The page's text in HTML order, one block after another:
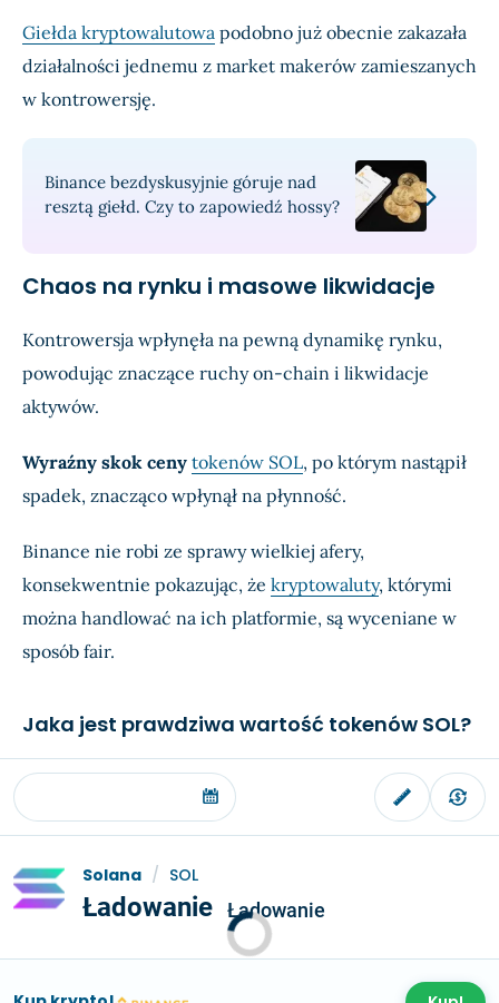
Giełda kryptowalutowa podobno już obecnie zakazała
działalności jednemu z market makerów zamieszanych
w kontrowersję.
Binance bezdyskusyjnie góruje nad
resztą giełd. Czy to zapowiedź hossy?
Chaos na rynku i masowe likwidacje
Kontrowersja wpłynęła na pewną dynamikę rynku,
powodując znaczące ruchy on-chain i likwidacje
aktywów.
Wyraźny skok ceny tokenów SOL, po którym nastąpił
spadek, znacząco wpłynął na płynność.
Binance nie robi ze sprawy wielkiej afery,
konsekwentnie pokazując, że kryptowaluty, którymi
można handlować na ich platformie, są wyceniane w
sposób fair.
Jaka jest prawdziwa wartość tokenów SOL?
Solana / SOL
Ładowanie Ładowanie